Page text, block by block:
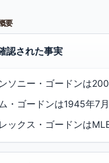
要
認された事実
ソニー・ゴードンは
・ゴードンは1945年7
ックス・ゴードンは